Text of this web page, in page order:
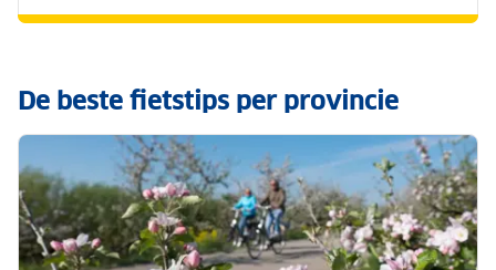
De beste fietstips per provincie